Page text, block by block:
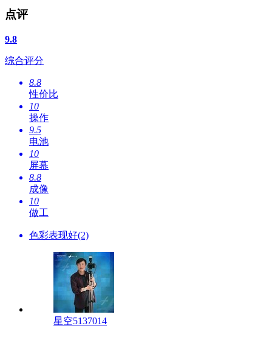
点评
9.8
综合评分
8.8
性价比
10
操作
9.5
电池
10
屏幕
8.8
成像
10
做工
色彩表现好(2)
星空5137014